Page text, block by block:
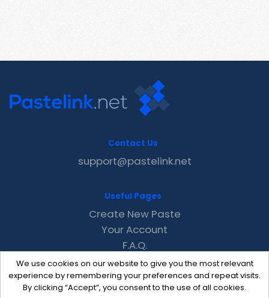
We use cookies on our website to give you the most relevant
experience by remembering your preferences and repeat visits.
By clicking “Accept”, you consent to the use of all cookies.
Contact Us
support@pastelink.net
Useful Pages
Create New Paste
Your Account
F.A.Q.
Recent
Contact